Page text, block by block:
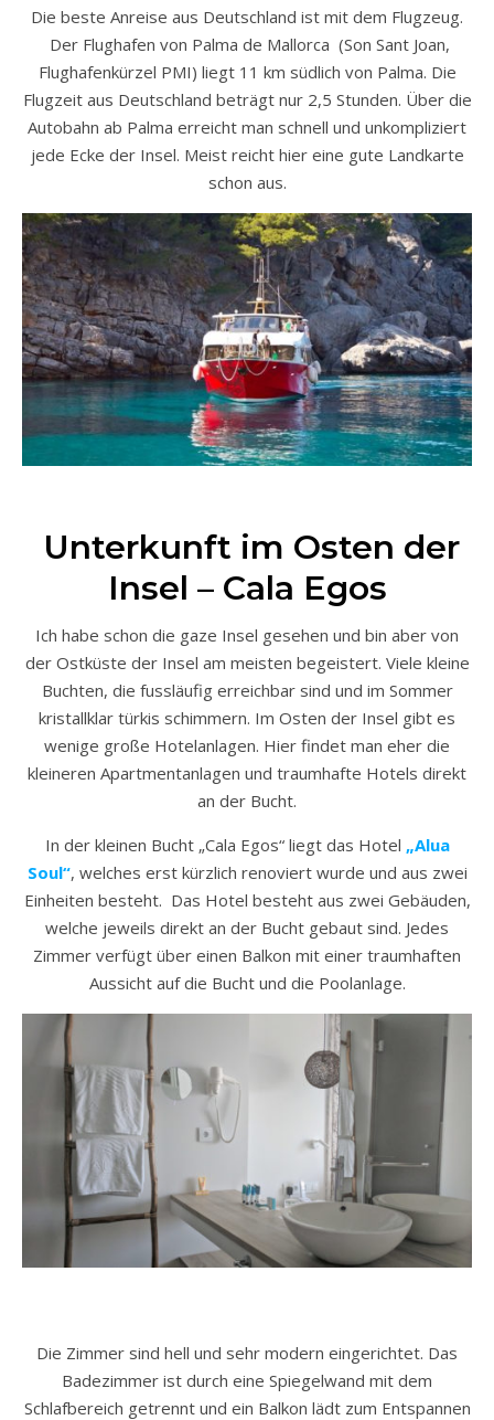
Die beste Anreise aus Deutschland ist mit dem Flugzeug.
Der Flughafen von Palma de Mallorca (Son Sant Joan,
Flughafenkürzel PMI) liegt 11 km südlich von Palma. Die
Flugzeit aus Deutschland beträgt nur 2,5 Stunden. Über die
Autobahn ab Palma erreicht man schnell und unkompliziert
jede Ecke der Insel. Meist reicht hier eine gute Landkarte
schon aus.
Unterkunft im Osten der
Insel – Cala Egos
Ich habe schon die gaze Insel gesehen und bin aber von
der Ostküste der Insel am meisten begeistert. Viele kleine
Buchten, die fussläufig erreichbar sind und im Sommer
kristallklar türkis schimmern. Im Osten der Insel gibt es
wenige große Hotelanlagen. Hier findet man eher die
kleineren Apartmentanlagen und traumhafte Hotels direkt
an der Bucht.
In der kleinen Bucht „Cala Egos“ liegt das Hotel „Alua
Soul“, welches erst kürzlich renoviert wurde und aus zwei
Einheiten besteht. Das Hotel besteht aus zwei Gebäuden,
welche jeweils direkt an der Bucht gebaut sind. Jedes
Zimmer verfügt über einen Balkon mit einer traumhaften
Aussicht auf die Bucht und die Poolanlage.
Die Zimmer sind hell und sehr modern eingerichtet. Das
Badezimmer ist durch eine Spiegelwand mit dem
Schlafbereich getrennt und ein Balkon lädt zum Entspannen